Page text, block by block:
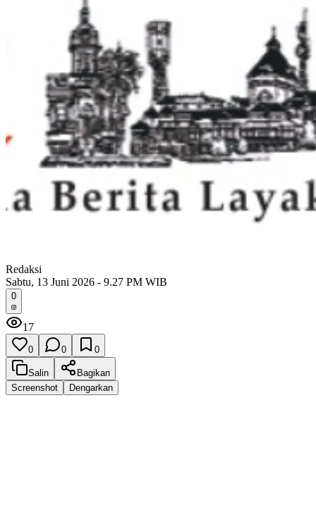
Redaksi
Sabtu, 13 Juni 2026 - 9.27 PM WIB
0
17
0 0 0
Salin
Bagikan
Screenshot
Dengarkan